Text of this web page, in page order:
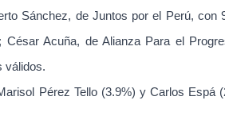
Sánchez, de Juntos por el Perú, con
César Acuña, de Alianza Para el
válidos.
Pérez Tello (3.9%) y Carlos Espá